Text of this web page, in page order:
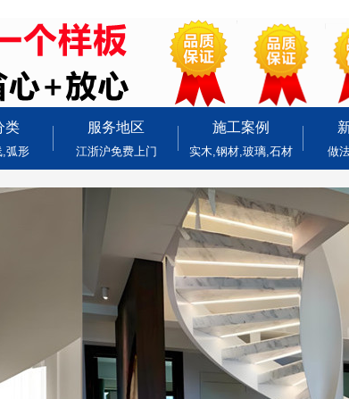
类
,弧形
服务地区
江浙沪免费上门
施工案例
实木,钢材,玻璃,石材 做